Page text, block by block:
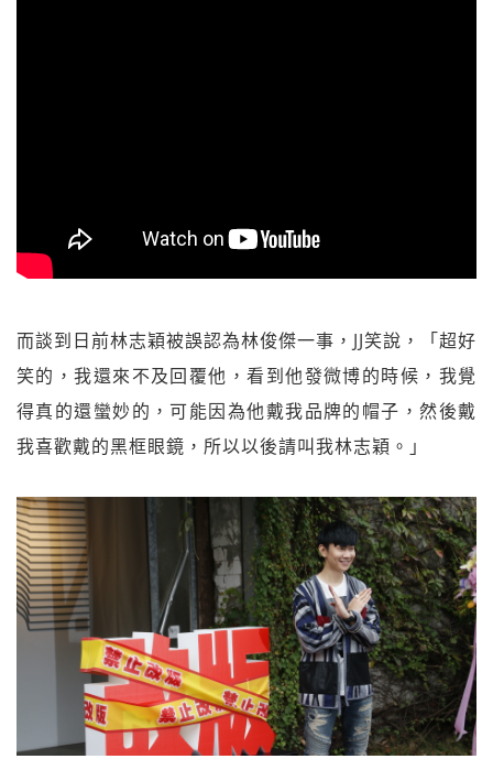
而談到日前林志穎被誤認為林俊傑一事，JJ笑說，「超好
笑的，我還來不及回覆他，看到他發微博的時候，我覺
得真的還蠻妙的，可能因為他戴我品牌的帽子，然後戴
我喜歡戴的黑框眼鏡，所以以後請叫我林志穎。」